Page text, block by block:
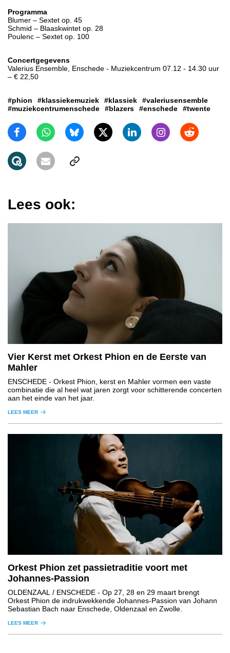
Programma
Blumer – Sextet op. 45
Schmid – Blaaskwintet op. 28
Poulenc – Sextet op. 100
Concertgegevens
Valerius Ensemble, Enschede - Muziekcentrum 07.12 - 14.30 uur
– € 22,50
#phion #klassiekemuziek #klassiek
#valeriusensemble
#muziekcentrumenschede
#blazers #enschede #twente
Lees ook:
Vier Kerst met Orkest Phion en de Eerste van
Mahler
ENSCHEDE - Orkest Phion, kerst en Mahler vormen een vaste
combinatie die al heel wat jaren zorgt voor schitterende concerten
aan het einde van het jaar.
LEES MEER
Orkest Phion zet passietraditie voort met
Johannes-Passion
OLDENZAAL / ENSCHEDE - Op 27, 28 en 29 maart brengt
Orkest Phion de indrukwekkende Johannes-Passion van Johann
Sebastian Bach naar Enschede, Oldenzaal en Zwolle.
LEES MEER